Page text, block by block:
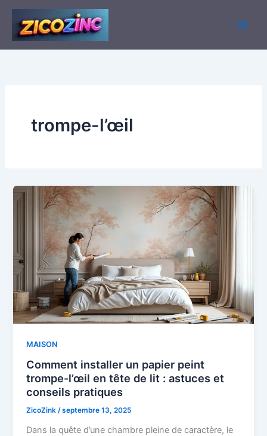
Aller
contenu
trompe-l’œil
MAISON
Comment installer un papier peint
trompe-l’œil en tête de lit : astuces et
conseils pratiques
ZicoZink/septembre 13, 2025
Dans la quête d’une chambre pleine de caractère, le